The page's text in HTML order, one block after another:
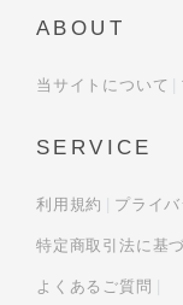
ABOUT
当サイトについて
SERVICE
利用規約 プライ
特定商取引法に基
よくあるご質問